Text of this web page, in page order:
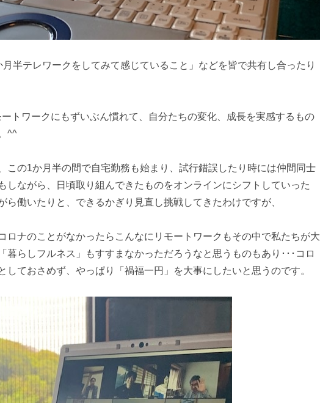
月半テレワークをしてみて感じていること」などを皆で共有し合ったり
トワークにもずいぶん慣れて、自分たちの変化、成長を実感するもの
^^
この1か月半の間で自宅勤務も始まり、試行錯誤したり時には仲間同士
しながら、日頃取り組んできたものをオンラインにシフトしていった
ら働いたりと、できるかぎり見直し挑戦してきたわけですが、
ロナのことがなかったらこんなにリモートワークもその中で私たちが大
暮らしフルネス」もすすまなかっただろうなと思うものもあり･･･コロ
しておさめず、やっぱり「禍福一円」を大事にしたいと思うのです。